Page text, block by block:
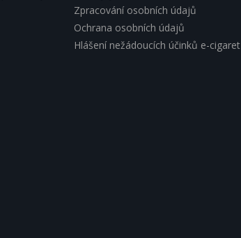
Zpracování osobních údajů
Ochrana osobních údajů
Hlášení nežádoucích účinků e-cigaret